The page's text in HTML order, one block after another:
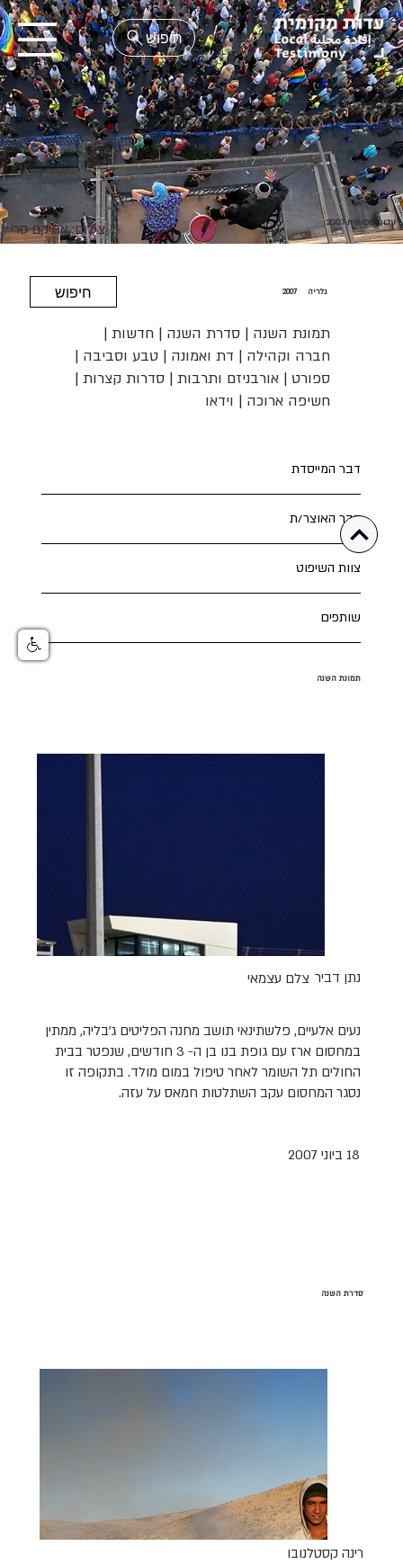
חיפוש EN
עדות מקומית 2007 צילום: אחיקם סרי
גלריה 2007 חיפוש
תמונת השנה |סדרת השנה |חדשות|
חברה וקהילה | דת ואמונה |טבע וסביבה |
ספורט |אורבניזם ותרבות |סדרות קצרות |
חשיפה ארוכה | וידאו
דבר המייסדת
דבר האוצר/ת
צוות השיפוט
שותפים
תמונת השנה
נתן דביר צלם עצמאי
נעים אלעיים, פלשתינאי תושב מחנה הפליטים ג'בליה, ממתין
במחסום ארז עם גופת בנו בן ה- 3 חודשים, שנפטר בבית
החולים תל השומר לאחר טיפול במום מולד. בתקופה זו
נסגר המחסום עקב השתלטות חמאס על עזה.
18 ביוני 2007
סדרת השנה
רינה קסטלנובו